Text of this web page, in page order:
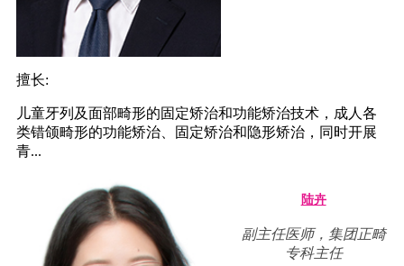
擅长:
儿童牙列及面部畸形的固定矫治和功能矫治技术，成人各
类错颌畸形的功能矫治、固定矫治和隐形矫治，同时开展
青...
陆卉
副主任医师，集团正畸
专科主任